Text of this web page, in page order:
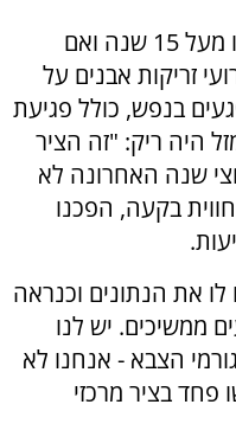
רבקה הלל, תושבת מבואות יריחו מעל 15 שנה ואם
זריקות אבנים על
בנפש, כולל פגיעת
היה ריק: "זה הציר
שנה האחרונה לא
בקעה, הפכנו
את הנתונים וכנראה
ממשיכים. יש לנו
הצבא - אנחנו לא
ירגישו פחד בציר מרכזי